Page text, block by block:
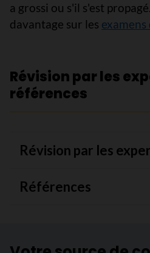
a grossi ou s'il s'est
davantage sur les examens
Révision par les
références
Révision par les
Références